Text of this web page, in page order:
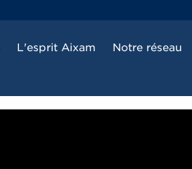
L'esprit Aixam Notre réseau